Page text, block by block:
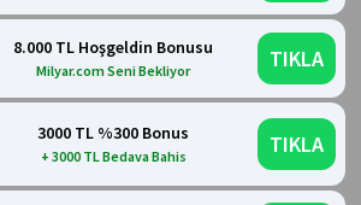
8.000 TL Hoşgeldin Bonusu
Milyar.com Seni Bekliyor TIKLA
3000 TL %300 Bonus
+ 3000 TL Bedava Bahis TIKLA